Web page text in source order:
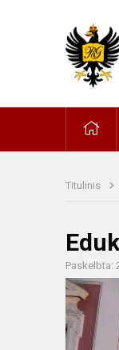
Titulinis
Paskelbta: